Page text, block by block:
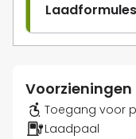
Voorzieningen
Toegang voor
Laadpaal